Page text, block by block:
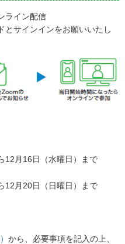
ライン配信
サインインをお願いいたし
12月16日（水曜日）まで
12月20日（日曜日）まで
から、必要事項を記入の上、